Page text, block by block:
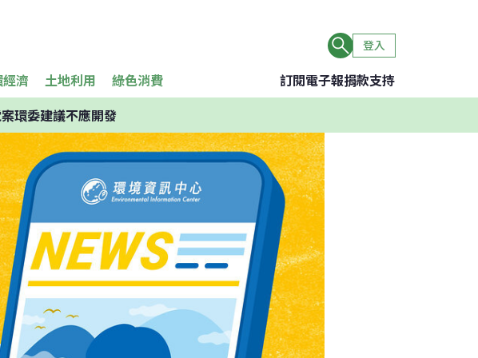
登入
濟 土地利用 綠色消費 訂閱電子報捐款支持
環委建議不應開發